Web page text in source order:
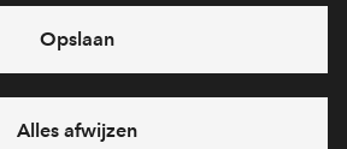
feestdagen)
via chat en telefoon